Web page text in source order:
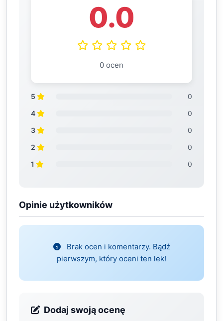
0.0
0 ocen
5
0
4
0
3
0
2
0
1
0
Opinie użytkowników
Brak ocen i komentarzy. Bądź
pierwszym, który oceni ten lek!
Dodaj swoją ocenę